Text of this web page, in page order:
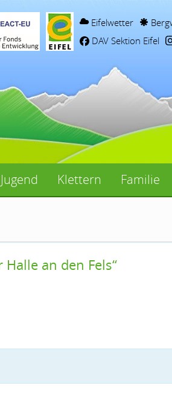
Eifelwetter
DAV Sektion Eifel
Jugend Klettern Familie
an den Fels“